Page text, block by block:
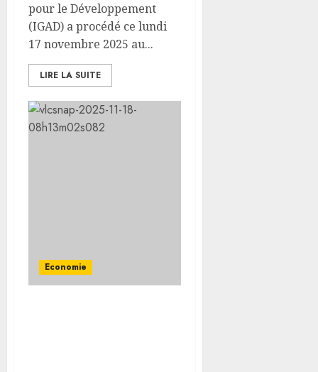
pour le Développement
(IGAD) a procédé ce lundi
17 novembre 2025 au...
LIRE LA SUITE
Economie